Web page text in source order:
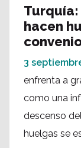
hacen
3
enfrenta a
como una
descenso
huelgas se